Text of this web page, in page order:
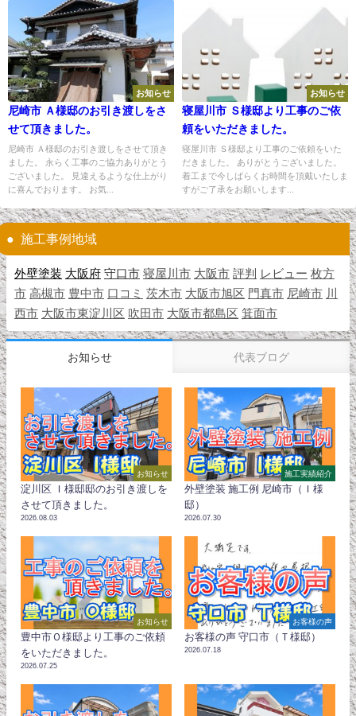
お知らせ
尼崎市 Ａ様邸のお引き渡しをさ
せて頂きました。
尼崎市 Ａ様邸のお引き渡しをさせて頂き
ました。 永らく工事のご協力ありがとう
ございました。 見違えるような仕上がり
に喜んでおります。 お気...
お知らせ
寝屋川市 Ｓ様邸より工事のご依
頼をいただきました。
寝屋川市 Ｓ様邸より工事のご依頼をいた
だきました。 ありがとうございました。
着工まで今しばらくお時間を頂戴いたしま
すがご了承をお願いします...
施工事例地域
外壁塗装 大阪府 守口市 寝屋川市 大阪市 評判 レビュー 枚方
市 高槻市 豊中市 口コミ 茨木市 大阪市旭区 門真市 尼崎市 川
西市 大阪市東淀川区 吹田市 大阪市都島区 箕面市
お知らせ 代表ブログ
お知らせ
淀川区 Ｉ様邸邸のお引き渡しを
させて頂きました。
2026.08.03
施工実績紹介
外壁塗装 施工例 尼崎市（Ｉ様
邸）
2026.07.30
お知らせ
豊中市Ｏ様邸より工事のご依頼
をいただきました。
2026.07.25
お客様の声
お客様の声 守口市（Ｔ様邸）
2026.07.18